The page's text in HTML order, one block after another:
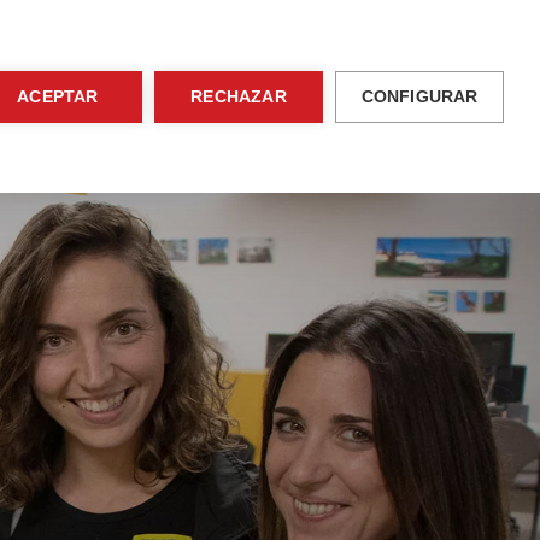
Actividades Admisiones
ACEPTAR RECHAZAR CONFIGURAR